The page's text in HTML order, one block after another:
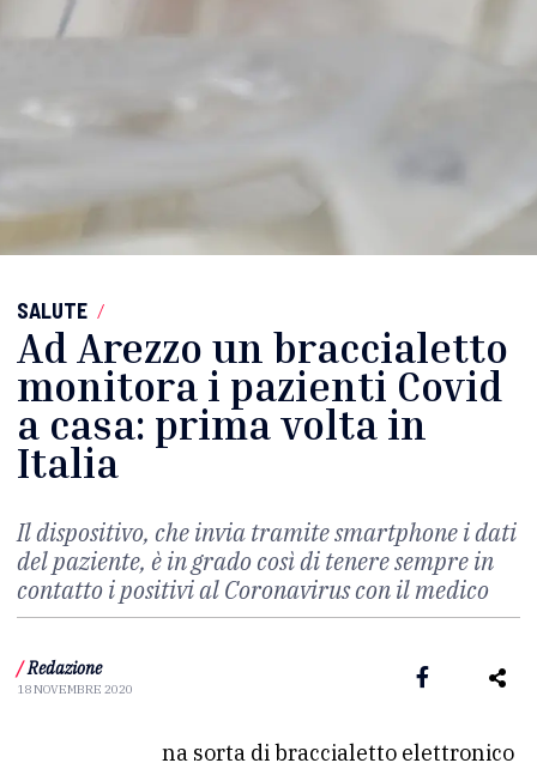
SALUTE /
Ad Arezzo un braccialetto
monitora i pazienti Covid
a casa: prima volta in
Italia
Il dispositivo, che invia tramite smartphone i dati
del paziente, è in grado così di tenere sempre in
contatto i positivi al Coronavirus con il medico
/ Redazione
18 NOVEMBRE 2020